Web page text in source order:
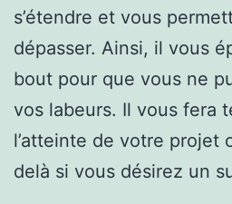
s’étendre et vous
dépasser. Ainsi, il vous
bout pour que vous ne
vos labeurs. Il vous fera
l’atteinte de votre projet
delà si vous désirez un